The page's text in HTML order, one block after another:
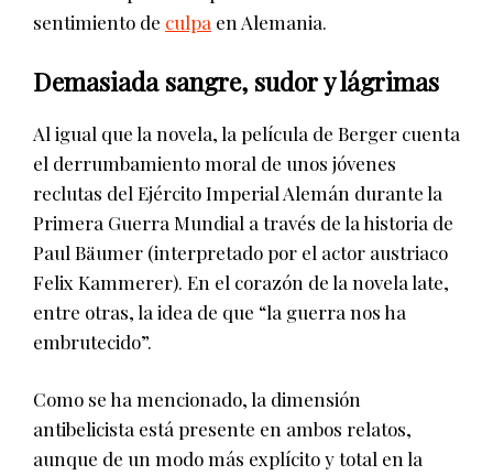
sentimiento de culpa en Alemania.
Demasiada sangre, sudor y lágrimas
Al igual que la novela, la película de Berger cuenta
el derrumbamiento moral de unos jóvenes
reclutas del Ejército Imperial Alemán durante la
Primera Guerra Mundial a través de la historia de
Paul Bäumer (interpretado por el actor austriaco
Felix Kammerer). En el corazón de la novela late,
entre otras, la idea de que “la guerra nos ha
embrutecido”.
Como se ha mencionado, la dimensión
antibelicista está presente en ambos relatos,
aunque de un modo más explícito y total en la